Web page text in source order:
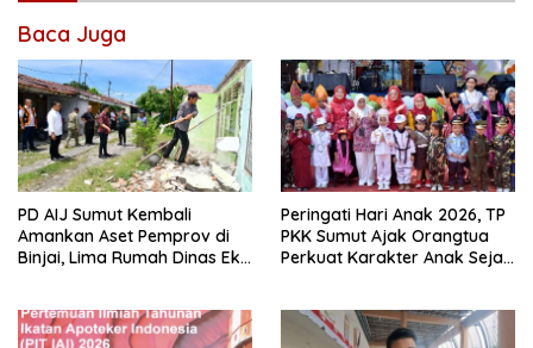
Baca Juga
PD AIJ Sumut Kembali
Amankan Aset Pemprov di
Binjai, Lima Rumah Dinas Eks
Peringati Hari Anak 2026, TP
PKK Sumut Ajak Orangtua
Perkuat Karakter Anak Sejak